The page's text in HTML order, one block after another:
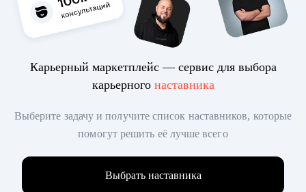
Карьерный маркетплейс — сервис для выбора
карьерного наставника
Выберите задачу и получите список наставников, которые
помогут решить её лучше всего
Выбрать наставника